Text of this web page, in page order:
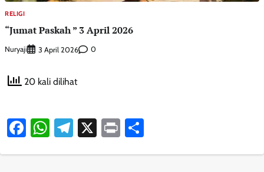
RELIGI
“Jumat Paskah ” 3 April 2026
Nuryaji 3 April 2026 0
20 kali dilihat
Facebook
WhatsApp
Telegram
X Print